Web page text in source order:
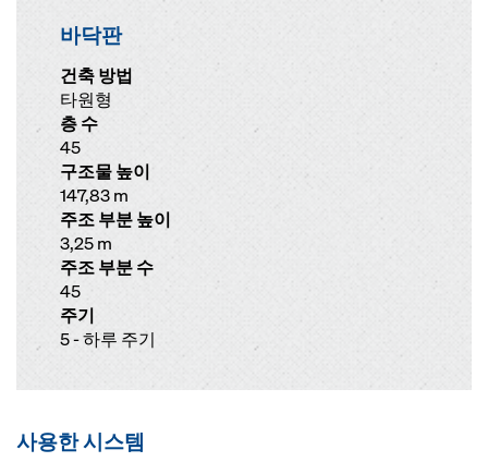
바닥판
건축 방법
타원형
층 수
45
구조물 높이
147,83 m
주조 부분 높이
3,25 m
주조 부분 수
45
주기
5 - 하루 주기
사용한 시스템